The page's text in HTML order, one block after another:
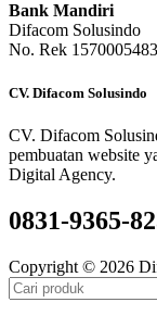
Bank Mandiri
Difacom Solusindo
No. Rek
CV. Difacom Solusindo
CV. Difacom
pembuatan website
Digital Agency.
0831-9365-
Copyright © 2026